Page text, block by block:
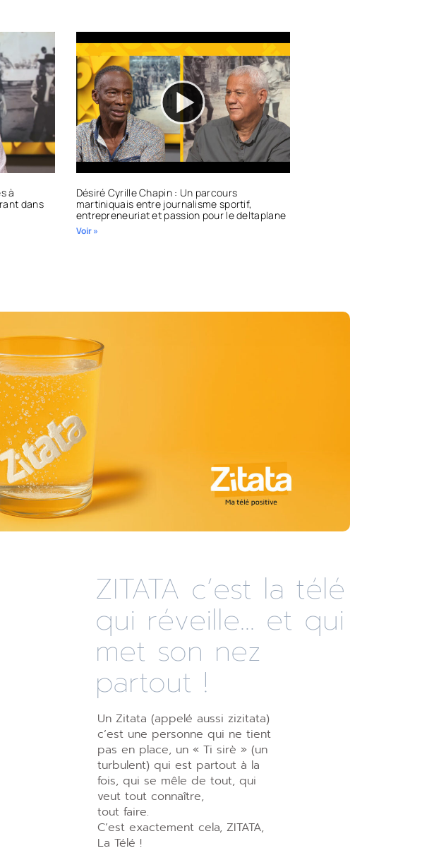
à
dans
Désiré Cyrille Chapin : Un parcours
martiniquais entre journalisme sportif,
entrepreneuriat et passion pour le deltaplane
Voir »
ZITATA c’est la télé
qui réveille... et qui
met son nez
partout !
Un Zitata (appelé aussi zizitata)
c’est une personne qui ne tient
pas en place, un « Ti sirè » (un
turbulent) qui est partout à la
fois, qui se mêle de tout, qui
veut tout connaître,
tout faire.
C’est exactement cela, ZITATA,
La Télé !